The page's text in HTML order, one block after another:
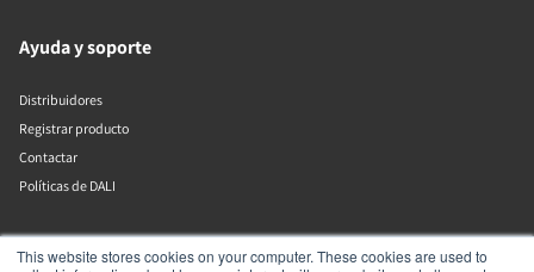
This website stores cookies on your computer. These cookies are used to
Ayuda y soporte
Distribuidores
Registrar producto
Contactar
Políticas de DALI
DALI A/S